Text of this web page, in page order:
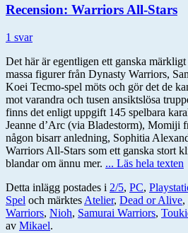
Recension: Warriors All-Stars
1 svar
Det här är egentligen ett ganska
massa figurer från Dynasty Warriors,
Koei Tecmo-spel möts och gör det de
mot varandra och tusen ansiktslösa
finns det enligt uppgift 145 spelbara
Jeanne d’Arc (via Bladestorm), Momiji
någon bisarr anledning, Sophitia
Warriors All-Stars som ett ganska stort
blandar om ännu mer. ... Läs hela texten
Detta inlägg postades i 2/5, PC,
Spel och märktes Atelier, Dead or Alive,
Warriors, Nioh, Samurai Warriors,
av Mikael.